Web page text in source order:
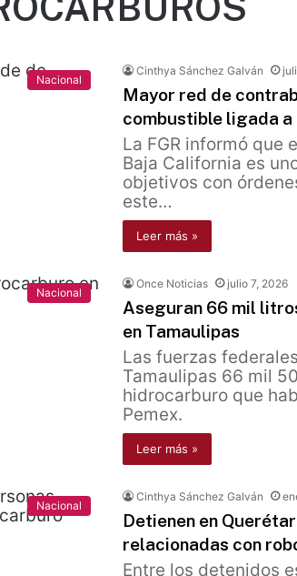
Nacional
Cinthya Sánchez Galván
Mayor red de
combustible ligada a
La FGR informó que
Baja California es
objetivos con
este…
Leer más »
Nacional
Once Noticias julio 7, 2026
Aseguran 66 mil
en Tamaulipas
Las fuerzas
Tamaulipas 66 mil
hidrocarburo que
Pemex.
Leer más »
Nacional
Cinthya Sánchez Galván
Detienen en
relacionadas con
Entre los detenidos